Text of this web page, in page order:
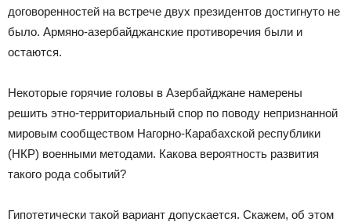
договоренностей на встрече двух президентов достигнуто не
было. Армяно-азербайджанские противоречия были и
остаются.
Некоторые горячие головы в Азербайджане намерены
решить этно-территориальный спор по поводу непризнанной
мировым сообществом Нагорно-Карабахской республики
(НКР) военными методами. Какова вероятность развития
такого рода событий?
Гипотетически такой вариант допускается. Скажем, об этом